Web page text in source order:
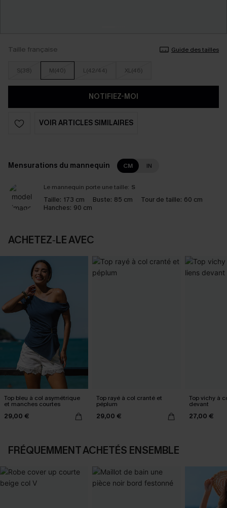
Taille française Guide des tailles
S(38) M(40) L(42/44) XL(46)
NOTIFIEZ-MOI
VOIR ARTICLES SIMILAIRES
Mensurations du mannequin CM IN
Le mannequin porte une taille: S
Taille: 173 cm Buste: 85 cm Tour de taille: 60 cm
Hanches: 90 cm
ACHETEZ‑LE AVEC
Top bleu à col asymétrique
et manches courtes
29,00 €
Top rayé à col cranté et
péplum
29,00 €
Top vichy à
devant
27,00 €
FRÉQUEMMENT ACHETÉS ENSEMBLE